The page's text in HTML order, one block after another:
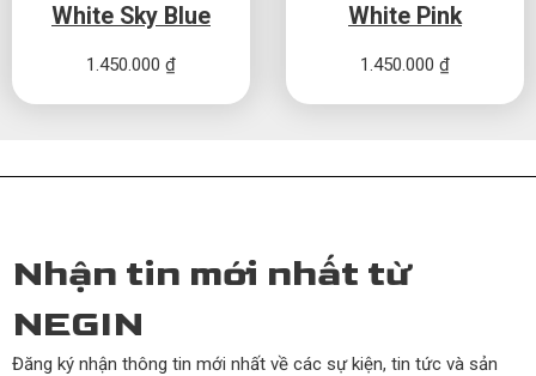
White Sky Blue
1.450.000 ₫
White Pink
1.450.000 ₫
Nhận tin mới nhất từ
NEGIN
Đăng ký nhận thông tin mới nhất về các sự kiện, tin tức và sản